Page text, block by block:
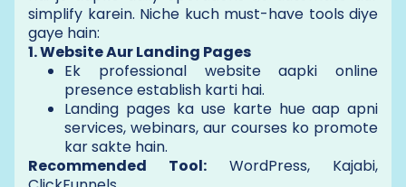
simplify karein. Niche kuch must-have tools diye
gaye hain:
1. Website Aur Landing Pages
Ek professional website aapki online
presence establish karti hai.
Landing pages ka use karte hue aap apni
services, webinars, aur courses ko promote
kar sakte hain.
Recommended Tool: WordPress, Kajabi,